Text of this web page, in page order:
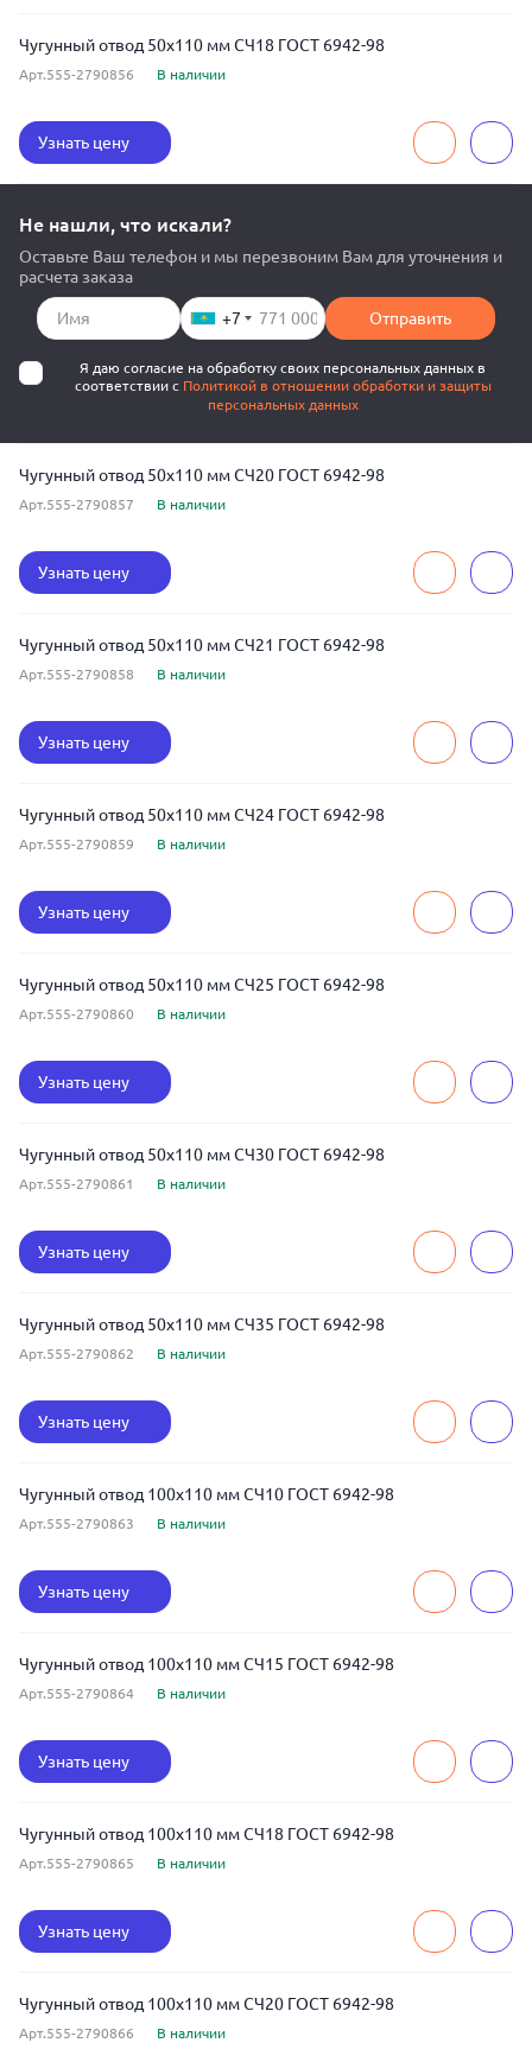
Чугунный отвод 50x110 мм СЧ18 ГОСТ 6942-98
Арт.555-2790856 В наличии
Узнать цену
Не нашли, что искали?
Оставьте Ваш телефон и мы перезвоним Вам для уточнения и
расчета заказа
+7 Отправить
Я даю согласие на обработку своих персональных данных в
соответствии с Политикой в отношении обработки и защиты
персональных данных
Чугунный отвод 50x110 мм СЧ20 ГОСТ 6942-98
Арт.555-2790857 В наличии
Узнать цену
Чугунный отвод 50x110 мм СЧ21 ГОСТ 6942-98
Арт.555-2790858 В наличии
Узнать цену
Чугунный отвод 50x110 мм СЧ24 ГОСТ 6942-98
Арт.555-2790859 В наличии
Узнать цену
Чугунный отвод 50x110 мм СЧ25 ГОСТ 6942-98
Арт.555-2790860 В наличии
Узнать цену
Чугунный отвод 50x110 мм СЧ30 ГОСТ 6942-98
Арт.555-2790861 В наличии
Узнать цену
Чугунный отвод 50x110 мм СЧ35 ГОСТ 6942-98
Арт.555-2790862 В наличии
Узнать цену
Чугунный отвод 100x110 мм СЧ10 ГОСТ 6942-98
Арт.555-2790863 В наличии
Узнать цену
Чугунный отвод 100x110 мм СЧ15 ГОСТ 6942-98
Арт.555-2790864 В наличии
Узнать цену
Чугунный отвод 100x110 мм СЧ18 ГОСТ 6942-98
Арт.555-2790865 В наличии
Узнать цену
Чугунный отвод 100x110 мм СЧ20 ГОСТ 6942-98
Арт.555-2790866 В наличии